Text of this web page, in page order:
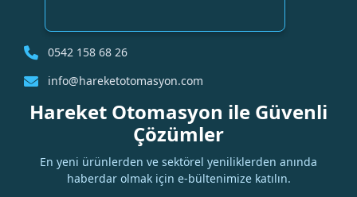
0542 158 68 26
info@hareketotomasyon.com
Hareket Otomasyon ile Güvenli
Çözümler
En yeni ürünlerden ve sektörel yeniliklerden anında
haberdar olmak için e-bültenimize katılın.